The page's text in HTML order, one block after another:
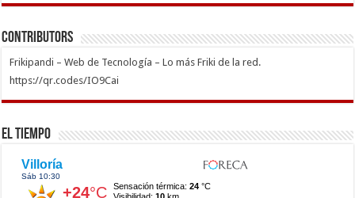
Contributors
Frikipandi – Web de Tecnología – Lo más Friki de la red.
https://qr.codes/IO9Cai
El Tiempo